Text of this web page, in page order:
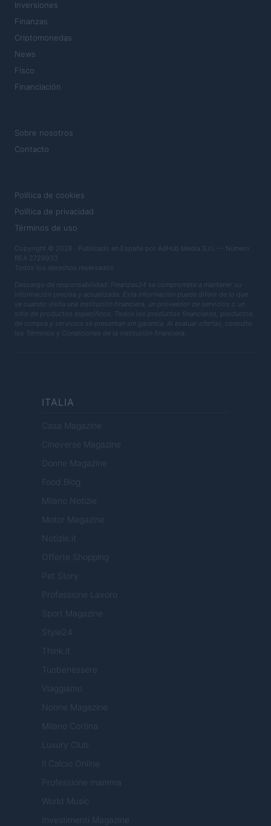
Inversiones
Finanzas
Criptomonedas
News
Fisco
Financiación
Sobre nosotros
Contacto
Política de cookies
Política de privacidad
Términos de uso
Copyright © 2026 · Publicado en España por AdHub Media S.r.l. — Número
REA 2729933
Todos los derechos reservados
Descargo de responsabilidad: Finanzas24 se compromete a mantener su
información precisa y actualizada. Esta información puede diferir de lo que
ve cuando visita una institución financiera, un proveedor de servicios o un
sitio de productos específicos. Todos los productos financieros, productos
de compra y servicios se presentan sin garantía. Al evaluar ofertas, consulte
los Términos y Condiciones de la institución financiera.
ITALIA
Casa Magazine
Cineverse Magazine
Donne Magazine
Food Blog
Milano Notizie
Motor Magazine
Notizie.it
Offerte Shopping
Pet Story
Professione Lavoro
Sport Magazine
Style24
Think.it
Tuobenessere
Viaggiamo
Nonne Magazine
Milano Cortina
Luxury Club
Il Calcio Online
Professione mamma
World Music
Investimenti Magazine